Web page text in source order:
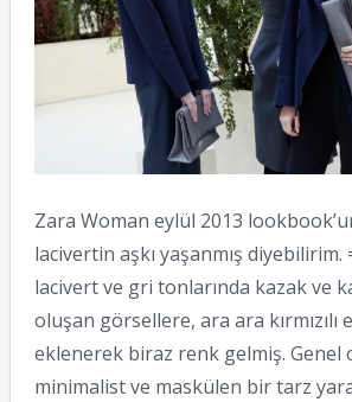
Zara Woman eylül 2013
lacivertin aşkı yaşanmış diyebilirim.
lacivert ve gri tonlarında kazak ve
oluşan görsellere, ara ara kırmızılı
eklenerek biraz renk gelmiş. Genel
minimalist ve maskülen bir tarz